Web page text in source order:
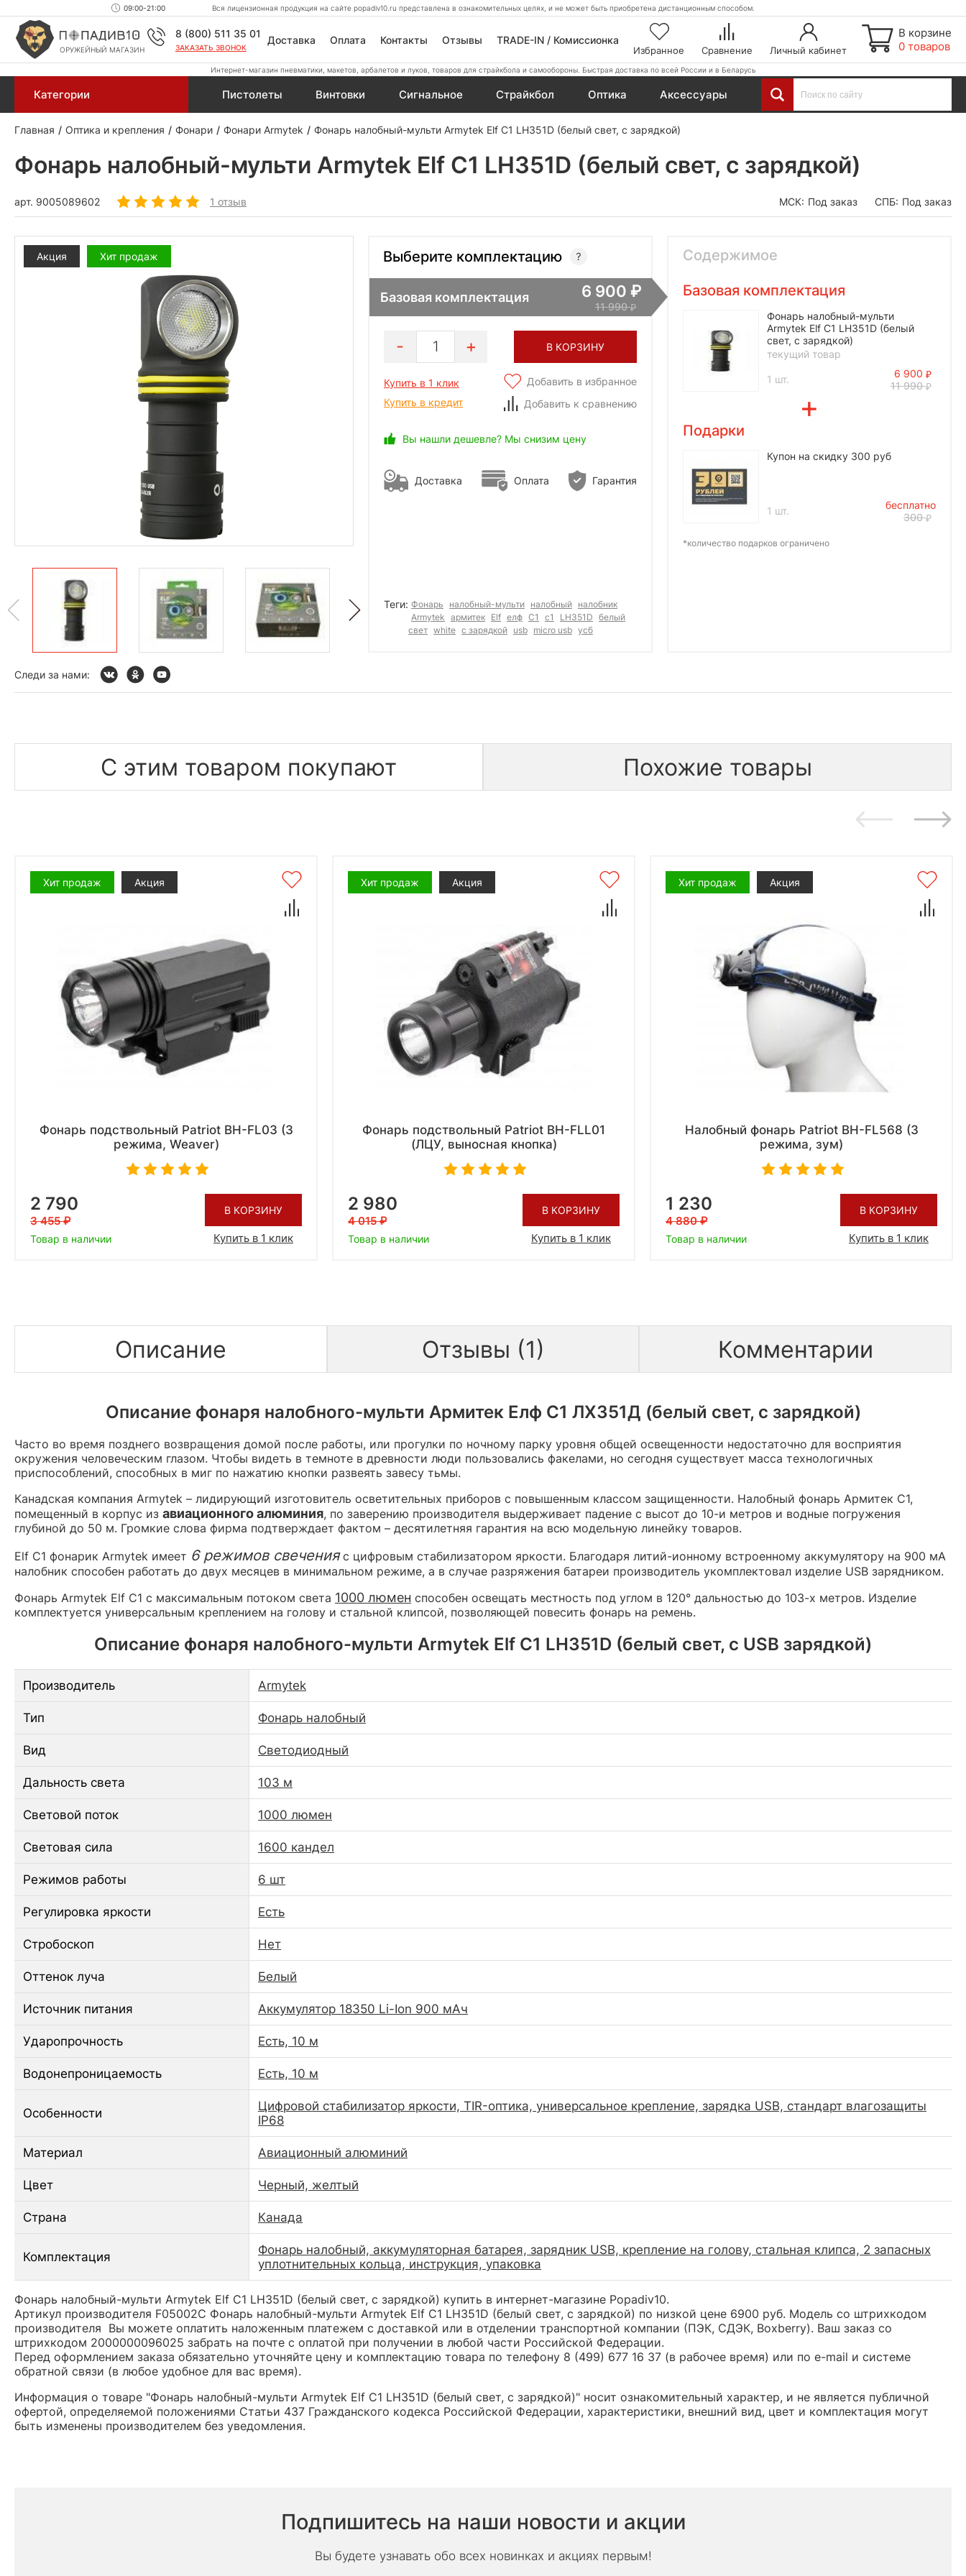
09:00-21:00 Вся лицензионная продукция на сайте popadiv10.ru представлена в ознакомительных целях, и не может быть приобретена дистанционным способом.
ОРУЖЕЙНЫЙ МАГАЗИН
8 (800) 511 35 01
ЗАКАЗАТЬ ЗВОНОК
Доставка Оплата Контакты Отзывы TRADE-IN / Комиссионка
Избранное Сравнение Личный кабинет
В корзине
0 товаров
Интернет-магазин пневматики, макетов, арбалетов и луков, товаров для страйкбола и самообороны. Быстрая доставка по всей России и в Беларусь
Категории Пистолеты Винтовки Сигнальное Страйкбол Оптика Аксессуары
Главная Оптика и крепления Фонари Фонари Armytek Фонарь налобный-мульти Armytek Elf C1 LH351D (белый свет, с зарядкой)
Фонарь налобный-мульти Armytek Elf C1 LH351D (белый свет, с зарядкой)
арт. 9005089602 1 отзыв МСК: Под заказ СПБ: Под заказ
Акция Хит продаж Выберите комплектацию
Базовая комплектация 6 900
11 990
1 В КОРЗИНУ
Купить в 1 клик
Купить в кредит
Добавить в избранное
Добавить к сравнению
Вы нашли дешевле? Мы снизим цену
Доставка Оплата Гарантия
Теги: Фонарь налобный-мульти налобный налобник
Armytek армитек Elf елф C1 с1 LH351D белый
свет white с зарядкой usb micro usb усб
Содержимое
Базовая комплектация
Фонарь налобный-мульти
Armytek Elf C1 LH351D (белый
свет, с зарядкой)
текущий товар
1 шт.
6 900
11 990
Подарки
Купон на скидку 300 руб
1 шт.
бесплатно
300
*количество подарков ограничено
Следи за нами:
С этим товаром покупают Похожие товары
Хит продаж Акция
Фонарь подствольный Patriot BH-FL03 (3
режима, Weaver)
2 790
3 455
Товар в наличии
В КОРЗИНУ
Купить в 1 клик
Хит продаж Акция
Фонарь подствольный Patriot BH-FLL01
(ЛЦУ, выносная кнопка)
2 980
4 015
Товар в наличии
В КОРЗИНУ
Купить в 1 клик
Хит продаж Акция
Налобный фонарь Patriot BH-FL568 (3
режима, зум)
1 230
4 880
Товар в наличии
В КОРЗИНУ
Купить в 1 клик
Описание Отзывы (1) Комментарии
Описание фонаря налобного-мульти Армитек Елф С1 ЛХ351Д (белый свет, с зарядкой)
Часто во время позднего возвращения домой после работы, или прогулки по ночному парку уровня общей освещенности недостаточно для восприятия
окружения человеческим глазом. Чтобы видеть в темноте в древности люди пользовались факелами, но сегодня существует масса технологичных
приспособлений, способных в миг по нажатию кнопки развеять завесу тьмы.
Канадская компания Armytek – лидирующий изготовитель осветительных приборов с повышенным классом защищенности. Налобный фонарь Армитек С1,
помещенный в корпус из авиационного алюминия, по заверению производителя выдерживает падение с высот до 10-и метров и водные погружения
глубиной до 50 м. Громкие слова фирма подтверждает фактом – десятилетняя гарантия на всю модельную линейку товаров.
Elf C1 фонарик Armytek имеет 6 режимов свеченияс цифровым стабилизатором яркости. Благодаря литий-ионному встроенному аккумулятору на 900 мА
налобник способен работать до двух месяцев в минимальном режиме, а в случае разряжения батареи производитель укомплектовал изделие USB зарядником.
Фонарь Armytek Elf C1 с максимальным потоком света 1000 люмен способен освещать местность под углом в 120° дальностью до 103-х метров. Изделие
комплектуется универсальным креплением на голову и стальной клипсой, позволяющей повесить фонарь на ремень.
Описание фонаря налобного-мульти Armytek Elf C1 LH351D (белый свет, с USB зарядкой)
Производитель Armytek
Тип Фонарь налобный
Вид Светодиодный
Дальность света 103 м
Световой поток 1000 люмен
Световая сила 1600 кандел
Режимов работы 6 шт
Регулировка яркости Есть
Стробоскоп Нет
Оттенок луча Белый
Источник питания Аккумулятор 18350 Li-Ion 900 мАч
Ударопрочность Есть, 10 м
Водонепроницаемость Есть, 10 м
Особенности
Цифровой стабилизатор яркости, TIR-оптика, универсальное крепление, зарядка USB, стандарт влагозащиты
IP68
Материал Авиационный алюминий
Цвет Черный, желтый
Страна Канада
Комплектация
Фонарь налобный, аккумуляторная батарея, зарядник USB, крепление на голову, стальная клипса, 2 запасных
уплотнительных кольца, инструкция, упаковка
Фонарь налобный-мульти Armytek Elf C1 LH351D (белый свет, с зарядкой) купить в интернет-магазине Popadiv10.
Артикул производителя F05002C Фонарь налобный-мульти Armytek Elf C1 LH351D (белый свет, с зарядкой) по низкой цене 6900 руб. Модель со штрихкодом
производителя Вы можете оплатить наложенным платежем с доставкой или в отделении транспортной компании (ПЭК, СДЭК, Boxberry). Ваш заказ со
штрихкодом 2000000096025 забрать на почте с оплатой при получении в любой части Российской Федерации.
Перед оформлением заказа обязательно уточняйте цену и комплектацию товара по телефону 8 (499) 677 16 37 (в рабочее время) или по e-mail и системе
обратной связи (в любое удобное для вас время).
Информация о товаре "Фонарь налобный-мульти Armytek Elf C1 LH351D (белый свет, с зарядкой)" носит ознакомительный характер, и не является публичной
офертой, определяемой положениями Статьи 437 Гражданского кодекса Российской Федерации, характеристики, внешний вид, цвет и комплектация могут
быть изменены производителем без уведомления.
Подпишитесь на наши новости и акции
Вы будете узнавать обо всех новинках и акциях первым!